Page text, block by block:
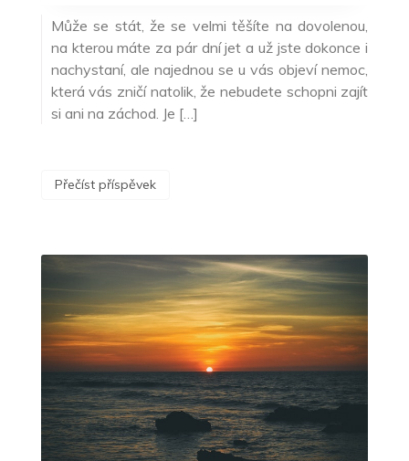
Může se stát, že se velmi těšíte na dovolenou,
na kterou máte za pár dní jet a už jste dokonce i
nachystaní, ale najednou se u vás objeví nemoc,
která vás zničí natolik, že nebudete schopni zajít
si ani na záchod. Je […]
Přečíst příspěvek